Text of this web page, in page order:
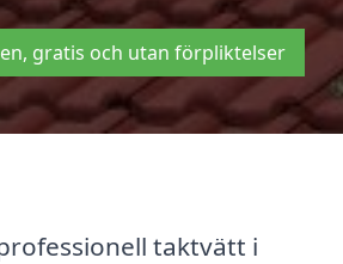
gratis och utan förpliktelser
taktvätt i